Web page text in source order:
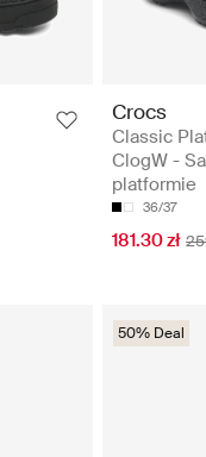
Crocs
Classic
ClogW -
platformie
36/37
181.30 zł
50% Deal